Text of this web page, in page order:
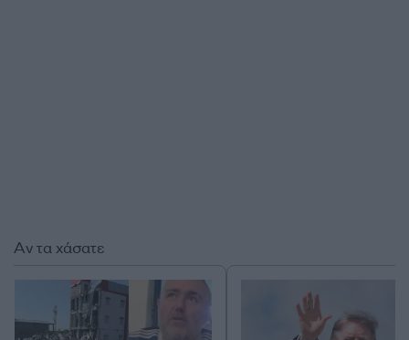
Αν τα χάσατε